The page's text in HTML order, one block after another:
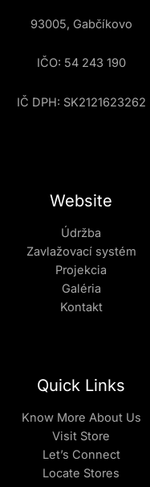
93005, Gabčíkovo
IČO: 54 243 190
IČ DPH: SK2121623262
Website
Údržba
Zavlažovací systém
Projekcia
Galéria
Kontakt
Quick Links
Know More About Us
Visit Store
Let’s Connect
Locate Stores